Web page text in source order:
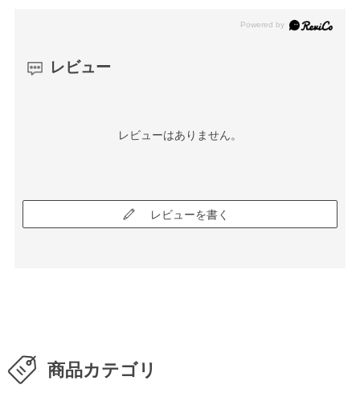
レビュー
レビューはありません。
レビューを書く
商品カテゴリ